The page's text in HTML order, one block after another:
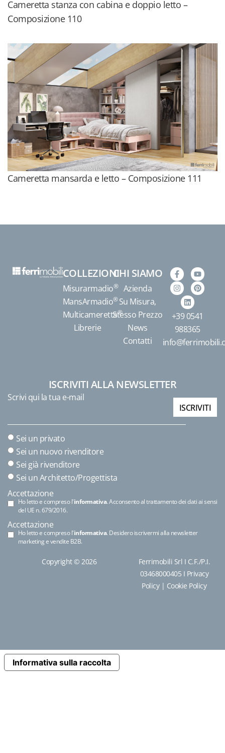
Cameretta stanza con cabina e doppio letto –
Composizione 110
Cameretta mansarda e letto – Composizione 111
COLLEZIONI
Misurarmadio®
MansArmadio®
Multicameretta®
Librerie
CHI SIAMO
Azienda
Su Misura,
Stesso Prezzo
News
Contatti
+39 0541
988365
ISCRIVITI ALLA NEWSLETTER
Scrivi qui la tua e-mail
Sei un privato
Sei un nuovo rivenditore
Sei già rivenditore
Sei un Architetto/Progettista
Accettazione
Ho letto e compreso l'informativa. Acconsento al trattamento dei dati ai sensi
del UE n. 679/2016.
Accettazione
Ho letto e compreso l'informativa. Desidero iscrivermi alla newsletter
marketing e vendite B2B.
ISCRIVITI
Copyright © 2026
Ferrimobili Srl I C.F./P.I.
03468000405 I Privacy
Policy| Cookie Policy
Informativa sulla raccolta